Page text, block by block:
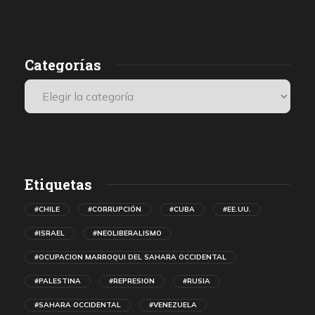
Categorías
Etiquetas
#CHILE #CORRUPCIÓN #CUBA #EE.UU.
#ISRAEL #NEOLIBERALISMO
#OCUPACION MARROQUI DEL SAHARA OCCIDENTAL
#PALESTINA #REPRESION #RUSIA
#SAHARA OCCIDENTAL #VENEZUELA